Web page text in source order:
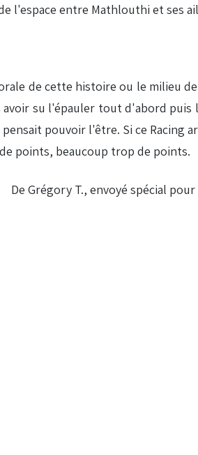
l'espace entre Mathlouthi et ses
de cette histoire ou le milieu
su l'épauler tout d'abord puis
pouvoir l'être. Si ce Racing
points, beaucoup trop de points.
De Grégory T., envoyé spécial